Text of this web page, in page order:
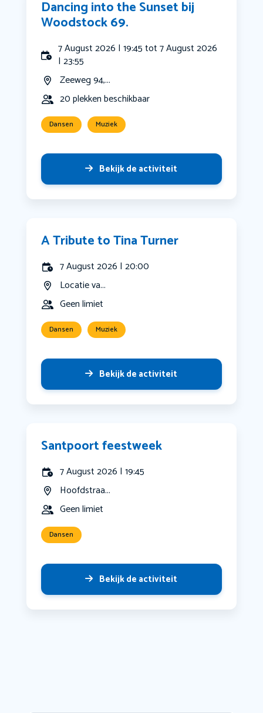
Dancing into the Sunset bij
Woodstock 69.
7 August 2026 | 19:45 tot 7 August 2026
| 23:55
Zeeweg 94,...
20 plekken beschikbaar
Dansen Muziek
Bekijk de activiteit
A Tribute to Tina Turner
7 August 2026 | 20:00
Locatie va...
Geen limiet
Dansen Muziek
Bekijk de activiteit
Santpoort feestweek
7 August 2026 | 19:45
Hoofdstraa...
Geen limiet
Dansen
Bekijk de activiteit